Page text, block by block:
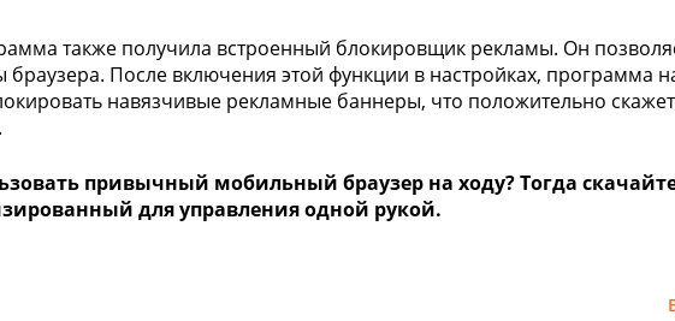
также получила встроенный блокировщик рекламы. Он
браузера. После включения этой функции в настройках, программа
навязчивые рекламные баннеры, что положительно
привычный мобильный браузер на ходу? Тогда
для управления одной рукой.